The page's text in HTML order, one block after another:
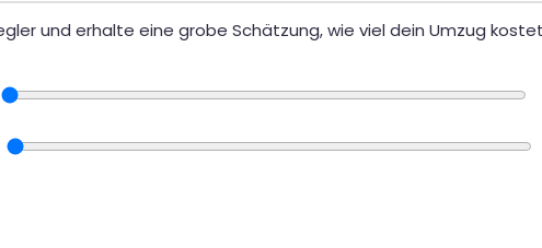
und erhalte eine grobe Schätzung, wie viel dein Umzug